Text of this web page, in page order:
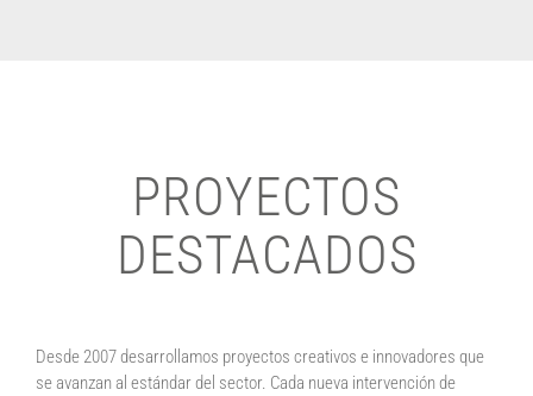
PROYECTOS
DESTACADOS
Desde 2007 desarrollamos proyectos creativos e innovadores que
se avanzan al estándar del sector. Cada nueva intervención de